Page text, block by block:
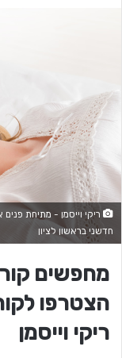
ריקי וייסמן - מתיחת
חדשני בראשון לציון
מחפשים
הצטרפו
ריקי וייסמן